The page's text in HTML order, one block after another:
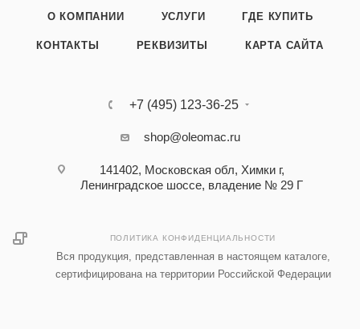
О КОМПАНИИ УСЛУГИ ГДЕ КУПИТЬ
КОНТАКТЫ РЕКВИЗИТЫ КАРТА САЙТА
+7 (495) 123-36-25‬
shop@oleomac.ru
141402, Московская обл, Химки г,
Ленинградское шоссе, владение № 29 Г
ПОЛИТИКА КОНФИДЕНЦИАЛЬНОСТИ
Вся продукция, представленная в настоящем каталоге,
сертифицирована на территории Российской Федерации